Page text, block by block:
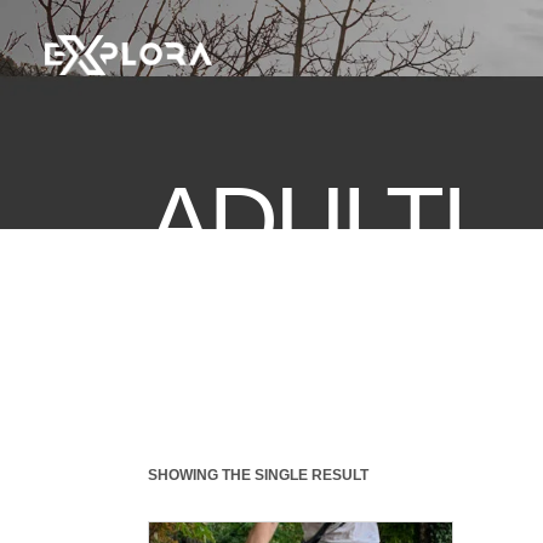
ADULTI
SHOWING THE SINGLE RESULT